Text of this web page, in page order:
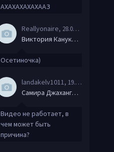
АХАХАХАХАХААЗ
Reallyonaire, 28.06.20
Виктория Канукова
Осетиночка)
landakelv1011 , 19.06.20
Самира Джахангирова
Видео не работает, в
чем может быть
причина?